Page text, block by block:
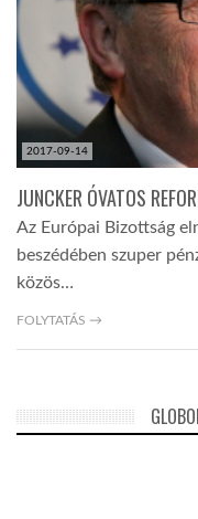
AUSZTRÁLIA
A VILÁG ITTHON
GLOBOTV BP
2017-09-14
JUNCKER ÓVATOS
Az Európai Bizottság
beszédében szuper
közös…
FOLYTATÁS →